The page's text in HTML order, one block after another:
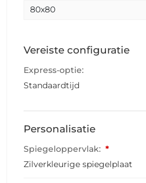
Vereiste configuratie
Express-optie:
Standaardtijd
Personalisatie
Spiegeloppervlak: *
Zilverkleurige spiegelplaat